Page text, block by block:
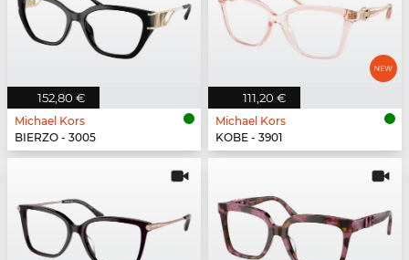
152,80 €
Michael Kors
BIERZO - 3005
111,20 €
Michael Kors
KOBE - 3901